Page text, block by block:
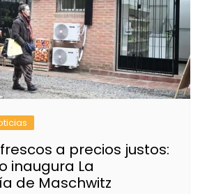
a precios justos:
inaugura La
de Maschwitz